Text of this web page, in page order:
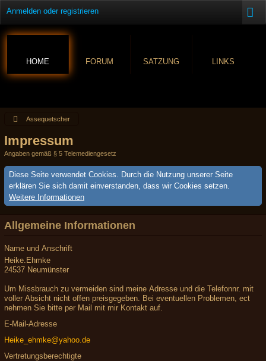
Anmelden oder registrieren
HOME FORUM SATZUNG LINKS
Assequetscher
Impressum
Angaben gemäß § 5 Telemediengesetz
Diese Seite verwendet Cookies. Durch die Nutzung unserer Seite
erklären Sie sich damit einverstanden, dass wir Cookies setzen.
Weitere Informationen
Allgemeine Informationen
Name und Anschrift
Heike.Ehmke
24537 Neumünster
Um Missbrauch zu vermeiden sind meine Adresse und die Telefonnr. mit
voller Absicht nicht offen preisgegeben. Bei eventuellen Problemen, ect
nehmen Sie bitte per Mail mit mir Kontakt auf.
E-Mail-Adresse
Heike_ehmke@yahoo.de
Vertretungsberechtigte